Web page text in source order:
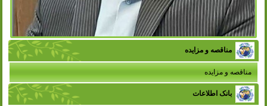
مناقصه و مزایده
مناقصه و مزایده
بانک اطلاعات